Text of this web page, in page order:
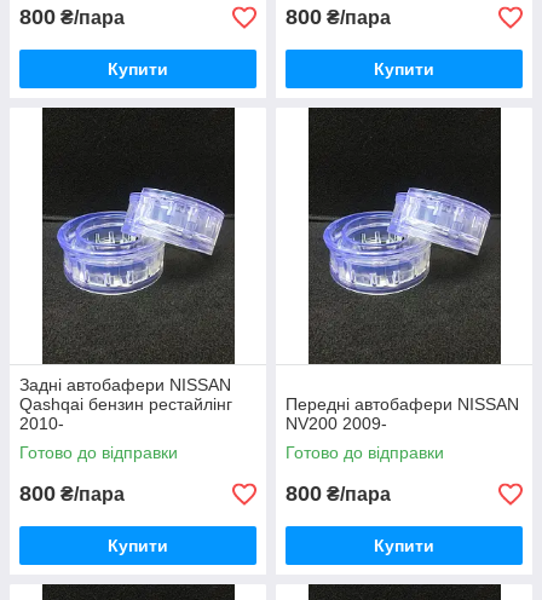
800 ₴/пара
Купити
800 ₴/пара
Купити
Задні автобафери NISSAN
Qashqai бензин рестайлінг
2010-
Готово до відправки
800 ₴/пара
Купити
Передні автобафери NISSAN
NV200 2009-
Готово до відправки
800 ₴/пара
Купити